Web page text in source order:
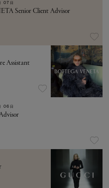
07日
Senior Client Advisor
Assistant
06日